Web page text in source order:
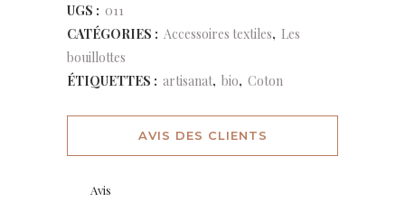
UGS : 011
CATÉGORIES : Accessoires textiles, Les
bouillottes
ÉTIQUETTES : artisanat, bio, Coton
AVIS DES CLIENTS
Avis